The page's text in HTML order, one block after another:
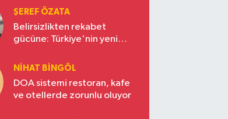
ŞEREF ÖZATA
Belirsizlikten rekabet
gücüne: Türkiye'nin yeni
NIHAT BINGÖL
DOA sistemi restoran, kafe
ve otellerde zorunlu oluyor